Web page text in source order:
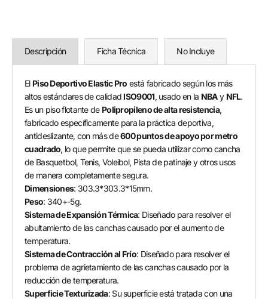
Descripción Ficha Técnica No Incluye
El Piso Deportivo Elastic Pro está fabricado según los más
altos estándares de calidad ISO9001, usado en la NBAy NFL.
Es un piso flotante de Polipropileno de alta resistencia,
fabricado específicamente para la práctica deportiva,
antideslizante, con más de600 puntos de apoyo por metro
cuadrado, lo que permite que se pueda utilizar como cancha
de Basquetbol, Tenis, Voleibol, Pista de patinaje y otros usos
de manera completamente segura.
Dimensiones: 303.3*303.3*15mm.
Peso: 340+-5g.
Sistema de Expansión Térmica: Diseñado para resolver el
abultamiento de las canchas causado por el aumento de
temperatura.
Sistema de Contracción al Frío: Diseñado para resolver el
problema de agrietamiento de las canchas causado por la
reducción de temperatura.
Superficie Texturizada: Su superficie está tratada con una